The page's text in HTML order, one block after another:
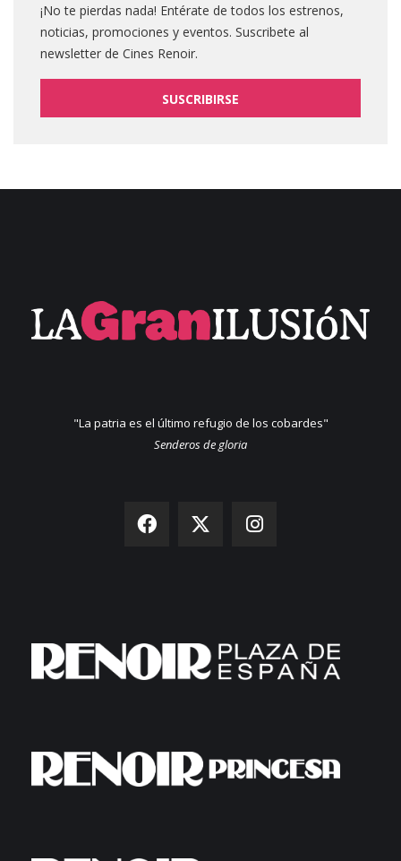
¡No te pierdas nada! Entérate de todos los estrenos,
noticias, promociones y eventos. Suscribete al
newsletter de Cines Renoir.
SUSCRIBIRSE
"La patria es el último refugio de los cobardes"
Senderos de gloria